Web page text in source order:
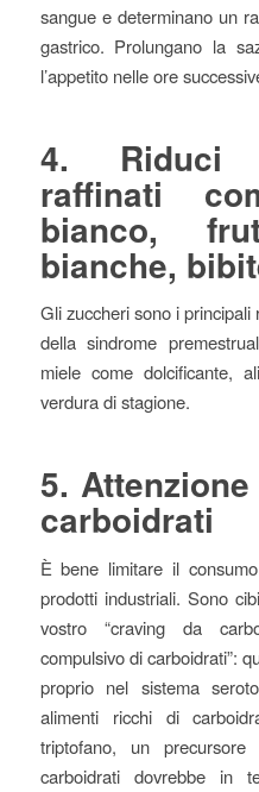
sangue e determinano un
gastrico. Prolungano la
l’appetito nelle ore
4. Riduci
raffinati
bianco,
bianche,
Gli zuccheri sono i
della sindrome
miele come dolcificante,
verdura di stagione.
5.
carboidrati
È bene limitare il
prodotti industriali. Sono
vostro “craving da
compulsivo di carboidrati”:
proprio nel sistema
alimenti ricchi di
triptofano, un
carboidrati dovrebbe in